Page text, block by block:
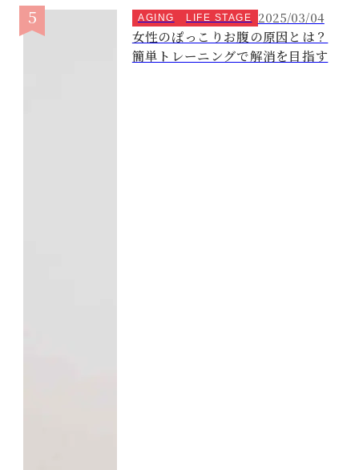
AGING LIFE STAGE 2025/03/04
女性のぽっこりお腹の原因とは？
簡単トレーニングで解消を目指す